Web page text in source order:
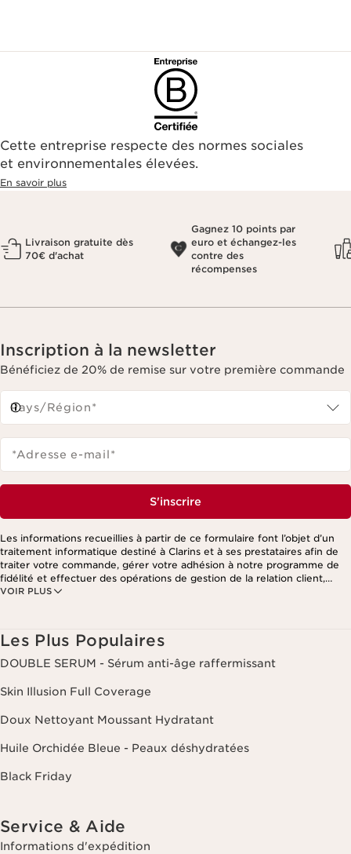
Cette entreprise respecte des normes sociales
et environnementales élevées.
En savoir plus
Livraison gratuite dès
70€ d'achat
Gagnez 10 points par
euro et échangez-les
contre des
récompenses
Inscription à la newsletter
Bénéficiez de 20% de remise sur votre première commande
Pays/Région*
*Adresse e-mail*
S'inscrire
VOIR PLUS
Les informations recueillies à partir de ce formulaire font l’objet d’un
traitement informatique destiné à Clarins et à ses prestataires afin de
traiter votre commande, gérer votre adhésion à notre programme de
fidélité et effectuer des opérations de gestion de la relation client,
notamment pour vous adresser des offres personnalisées en fonction
Les Plus Populaires
DOUBLE SERUM - Sérum anti-âge raffermissant
Skin Illusion Full Coverage
Doux Nettoyant Moussant Hydratant
Huile Orchidée Bleue - Peaux déshydratées
Black Friday
Service & Aide
Informations d'expédition